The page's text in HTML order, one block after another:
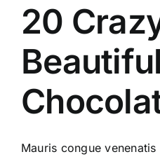
20
Beautiful
Mauris congue